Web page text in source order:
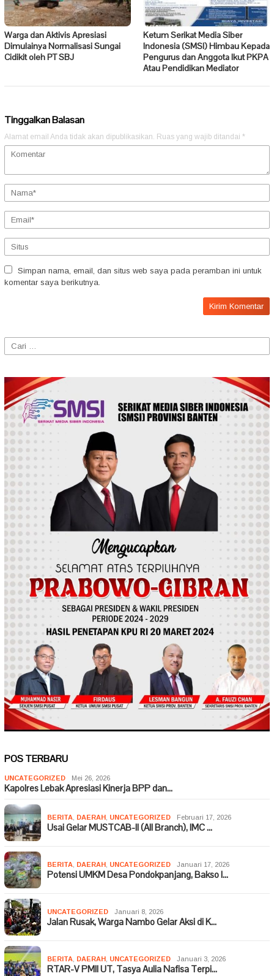
Warga dan Aktivis Apresiasi
Dimulainya Normalisasi Sungai
Cidikit oleh PT SBJ
Ketum Serikat Media Siber
Indonesia (SMSI) Himbau Kepada
Pengurus dan Anggota Ikut PKPA
Atau Pendidikan Mediator
Tinggalkan Balasan
Alamat email Anda tidak akan dipublikasikan. Ruas yang wajib ditandai *
Simpan nama, email, dan situs web saya pada peramban ini untuk
komentar saya berikutnya.
Cari
untuk:
POS TERBARU
UNCATEGORIZED Mei 26, 2026
Kapolres Lebak Apresiasi Kinerja BPP dan…
BERITA DAERAH UNCATEGORIZED Februari 17, 2026
Usai Gelar MUSTCAB-II (All Branch), IMC …
BERITA DAERAH UNCATEGORIZED Januari 17, 2026
Potensi UMKM Desa Pondokpanjang, Bakso I…
UNCATEGORIZED Januari 8, 2026
Jalan Rusak, Warga Nambo Gelar Aksi di K…
BERITA DAERAH UNCATEGORIZED Januari 3, 2026
RTAR-V PMII UT, Tasya Aulia Nafisa Terpi…